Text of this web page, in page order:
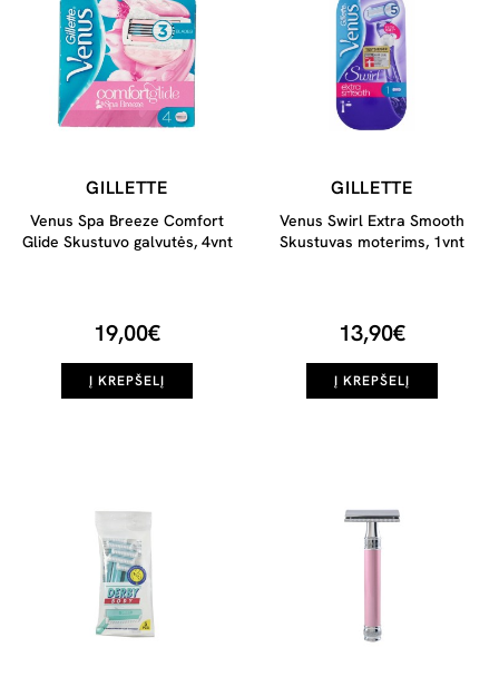
GILLETTE
Venus Spa Breeze Comfort
Glide Skustuvo galvutės, 4vnt
19,00€
Į KREPŠELĮ
GILLETTE
Venus Swirl Extra Smooth
Skustuvas moterims, 1vnt
13,90€
Į KREPŠELĮ